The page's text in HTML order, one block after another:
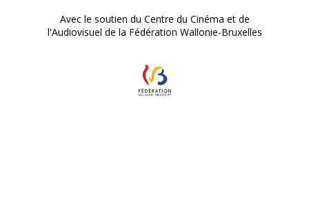
Avec le soutien du Centre du Cinéma et de
l'Audiovisuel de la Fédération Wallonie-Bruxelles